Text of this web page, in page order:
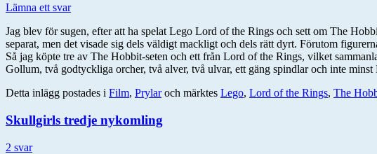
Lämna ett svar
Jag blev för sugen, efter att ha spelat Lego Lord of the Rings och sett om The
separat, men det visade sig dels väldigt mackligt och dels rätt dyrt. Förutom
Så jag köpte tre av The Hobbit-seten och ett från Lord of the Rings, vilket
Gollum, två godtyckliga orcher, två alver, två ulvar, ett gäng spindlar och inte
Detta inlägg postades i Film, Prylaroch märktes Lego, Lord of the Rings, The
Skullgirls tredje nykomling
2 svar